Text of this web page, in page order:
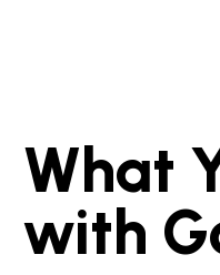
What
with